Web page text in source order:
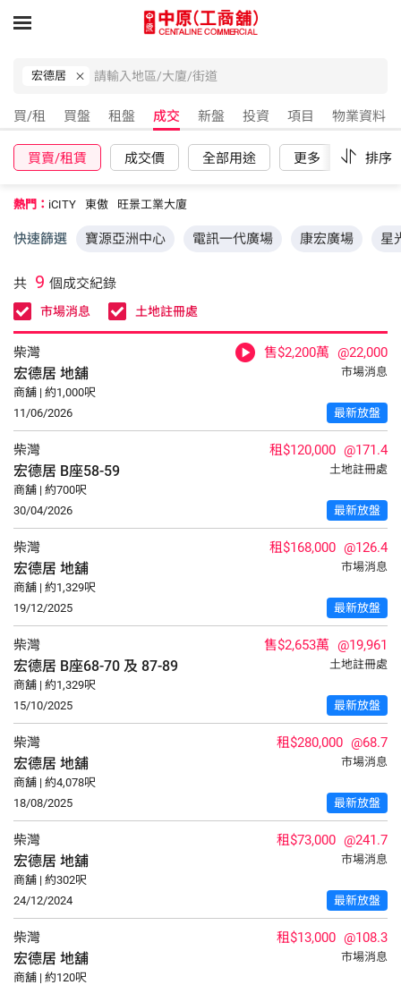
宏德居
買/租 買盤 租盤 成交 新盤 投資 項目 物業資料
買賣/租賃 成交價 全部用途 更多 重設
排序
熱門： iCITY 東傲 旺景工業大廈
快速篩選 寶源亞洲中心 電訊一代廣場 康宏廣場 星
共 9 個成交紀錄
市場消息 土地註冊處
柴灣 售$2,200萬 @22,000
宏德居 地舖
市場消息
商舖 | 約1,000呎
11/06/2026
最新放盤
柴灣 租$120,000 @171.4
宏德居 B座58-59
土地註冊處
商舖 | 約700呎
30/04/2026
最新放盤
柴灣 租$168,000 @126.4
宏德居 地舖
市場消息
商舖 | 約1,329呎
19/12/2025
最新放盤
柴灣 售$2,653萬 @19,961
宏德居 B座68-70 及 87-89
土地註冊處
商舖 | 約1,329呎
15/10/2025
最新放盤
柴灣 租$280,000 @68.7
宏德居 地舖
市場消息
商舖 | 約4,078呎
18/08/2025
最新放盤
柴灣 租$73,000 @241.7
宏德居 地舖
市場消息
商舖 | 約302呎
24/12/2024
最新放盤
柴灣 租$13,000 @108.3
宏德居 地舖
市場消息
商舖 | 約120呎